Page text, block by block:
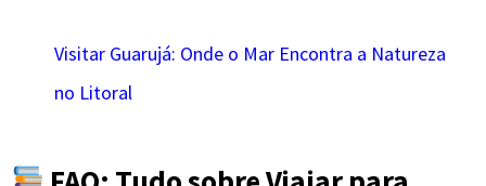
Visitar Guarujá: Onde o Mar Encontra a Natureza
no Litoral